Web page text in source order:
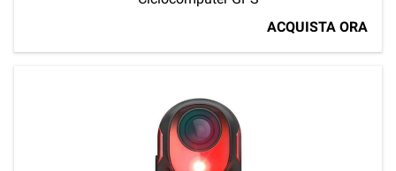
ACQUISTA ORA